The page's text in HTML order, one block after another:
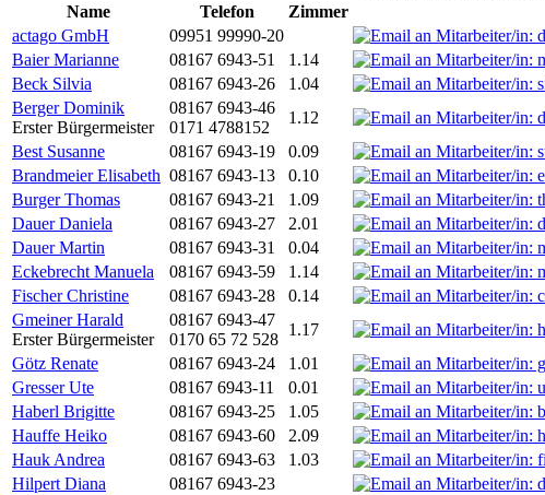
Name
Telefon Zimmer
actago GmbH
09951 99990-20
Baier Marianne
08167 6943-51 1.14
Beck Silvia
08167 6943-26 1.04
Berger Dominik
Erster Bürgermeister
08167 6943-46
0171 4788152
1.12
Best Susanne
08167 6943-19 0.09
Brandmeier Elisabeth 08167 6943-13 0.10
Burger Thomas
08167 6943-21 1.09
Dauer Daniela
08167 6943-27 2.01
Dauer Martin
08167 6943-31 0.04
Eckebrecht Manuela
08167 6943-59 1.14
Fischer Christine
08167 6943-28 0.14
Gmeiner Harald
Erster Bürgermeister
08167 6943-47
0170 65 72 528
1.17
Götz Renate
08167 6943-24 1.01
Gresser Ute
08167 6943-11 0.01
Haberl Brigitte
08167 6943-25 1.05
Hauffe Heiko
08167 6943-60 2.09
Hauk Andrea
08167 6943-63 1.03
Hilpert Diana
08167 6943-23